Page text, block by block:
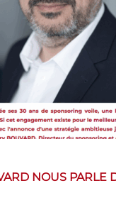
NOUS PARLE